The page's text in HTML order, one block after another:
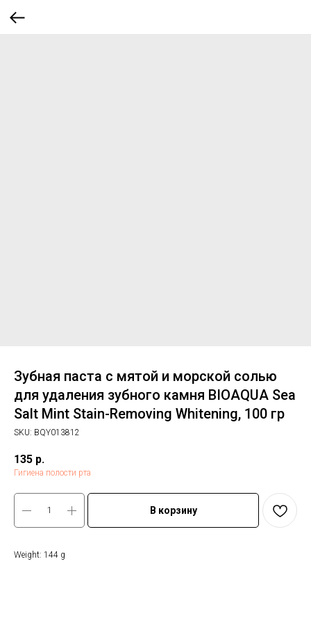
Зубная паста с мятой и морской солью
для удаления зубного камня BIOAQUA Sea
Salt Mint Stain-Removing Whitening, 100 гр
SKU: BQY013812
135 р.
Гигиена полости рта
В корзину
Weight: 144 g